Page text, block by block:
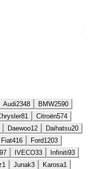
Audi2348 BMW2590
81 Citroën574
Daewoo12 Daihatsu20
Fiat416 Ford1203
IVECO33 Infiniti93
1 Junak3 Karosa1